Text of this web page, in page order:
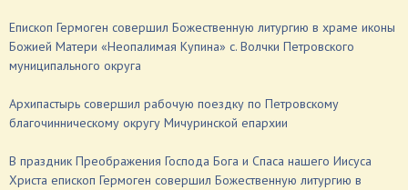
Епископ Гермоген совершил Божественную литургию в храме иконы
Божией Матери «Неопалимая Купина» с. Волчки Петровского
муниципального округа
Архипастырь совершил рабочую поездку по Петровскому
благочинническому округу Мичуринской епархии
В праздник Преображения Господа Бога и Спаса нашего Иисуса
Христа епископ Гермоген совершил Божественную литургию в